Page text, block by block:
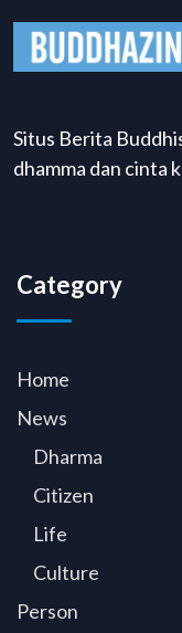
Situs Berita
dhamma dan cinta
Category
Home
News
Dharma
Citizen
Life
Culture
Person